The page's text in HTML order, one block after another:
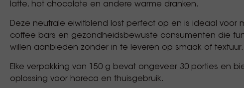
latte, hot chocolate en andere warme dranken.
Deze neutrale eiwitblend lost perfect op en is ideaal voor
coffee bars en gezondheidsbewuste consumenten die
willen aanbieden zonder in te leveren op smaak of textuur.
Elke verpakking van 150 g bevat ongeveer 30 porties en
oplossing voor horeca en thuisgebruik.